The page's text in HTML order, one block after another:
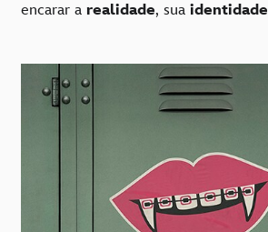
encarar a realidade, sua identidade